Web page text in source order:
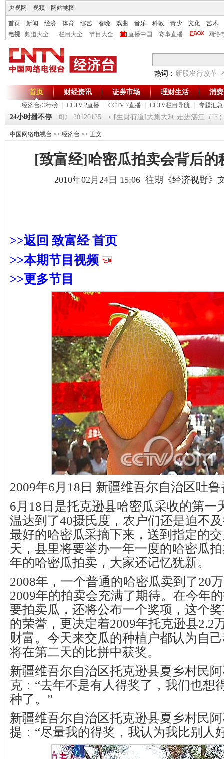
央视网 视频 网站地图
首页 新闻 经济 体育 综艺 春晚 戏曲 音乐 科教 青少 文化
艺术
电视
频道大全 栏目大全 节目大全 直播中国 赛事直播 网络
热词： 新股发行改革
首页
经济台排行榜 CCTV-2直播 CCTV-7直播 CCTV栏目导航 专题汇总
财经资讯 证券市场 理财生活 消
24小时播不停
《第一时间》 20120125 [生财有道]大集大利 走进湛江（下）
中国网络电视台 >> 经济台 >> 正文
[致富经]哈密瓜拍卖会背后的
2010年02月24日 15:06 往期《经济视野》
>>返回 致富经 首页
>>本期节 目视频
>>更多节目
2009年6月18日 新疆维吾尔自治区吐
6月18日是托克逊县哈密瓜采收的第一
温达到了40摄氏度，农户们还是迫不
最好的哈密瓜采摘下来，送到指定的
天，县里将要举办一年一度的哈密瓜
年的哈密瓜拍卖，大家还记忆犹新。
2008年，一个普通的哈密瓜卖到了20
2009年的拍卖会充满了期待。在今年
要拍卖瓜，还将公布一个奖项，这个
的荣誉，更决定着2009年托克逊县2.2
财富。今天来交瓜的种植户都认为自
将在第二天的比拼中获奖。
新疆维吾尔自治区托克逊县夏乡村民阿
克：“去年不是有人得奖了，我们也想
种了。”
新疆维吾尔自治区托克逊县夏乡村民阿
提：“尽量我的得奖，我认为我比别人